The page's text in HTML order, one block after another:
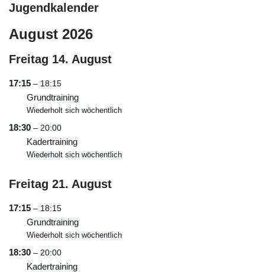
Jugendkalender
August 2026
Freitag 14. August
17:15 – 18:15
Grundtraining
Wiederholt sich wöchentlich
18:30 – 20:00
Kadertraining
Wiederholt sich wöchentlich
Freitag 21. August
17:15 – 18:15
Grundtraining
Wiederholt sich wöchentlich
18:30 – 20:00
Kadertraining